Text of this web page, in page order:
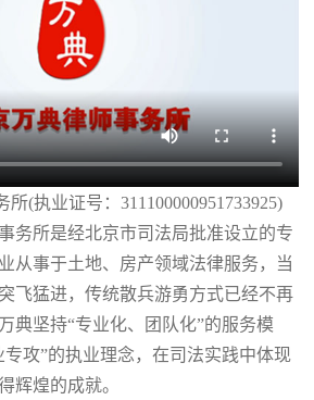
(执业证号：311100000951733925)
务所是经北京市司法局批准设立的专
从事于土地、房产领域法律服务，当
飞猛进，传统散兵游勇方式已经不再
典坚持“专业化、团队化”的服务模
攻”的执业理念，在司法实践中体现
辉煌的成就。